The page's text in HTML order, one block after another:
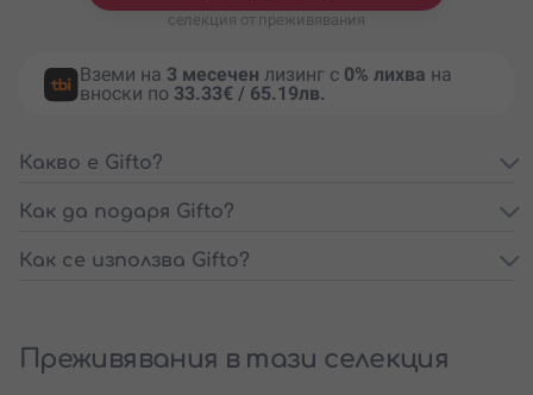
селекция от преживявания
Вземи на 3 месечен лизинг с 0% лихва на
вноски по 33.33€ / 65.19лв.
Какво е Gifto?
Как да подаря Gifto?
Как се използва Gifto?
Преживявания в тази селекция